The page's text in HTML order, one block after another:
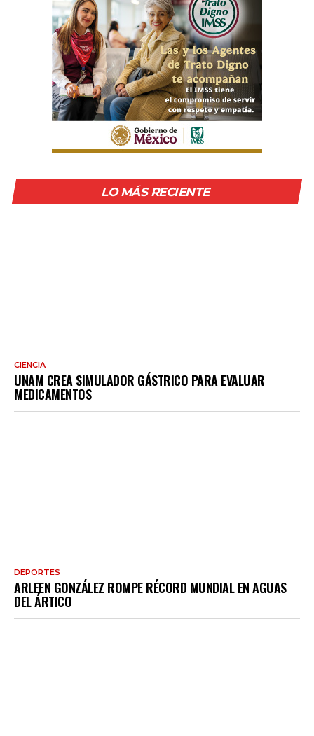
LO MÁS RECIENTE
CIENCIA
UNAM CREA SIMULADOR GÁSTRICO PARA EVALUAR
MEDICAMENTOS
DEPORTES
ARLEEN GONZÁLEZ ROMPE RÉCORD MUNDIAL EN AGUAS
DEL ÁRTICO